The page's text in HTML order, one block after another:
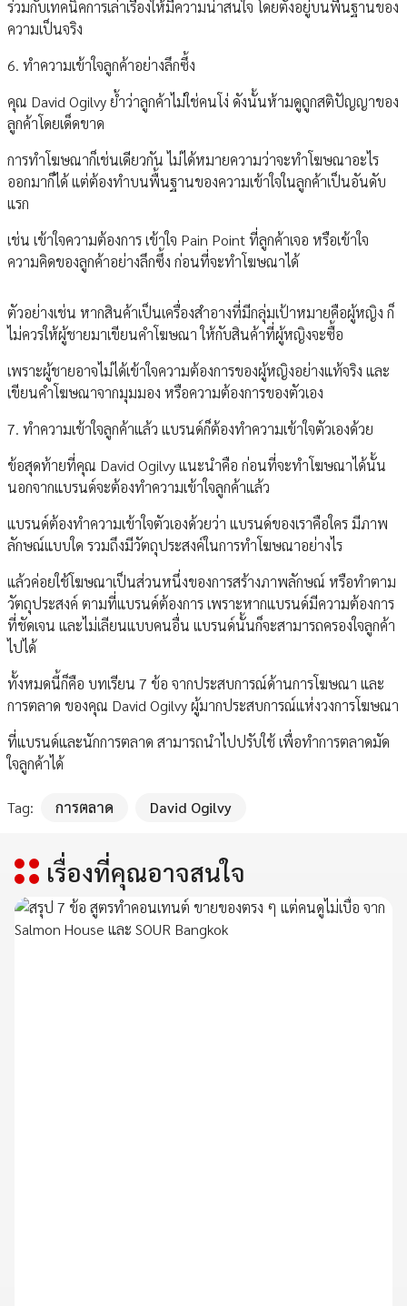
ร่วมกับเทคนิคการเล่าเรื่องให้มีความน่าสนใจ โดยตั้งอยู่บนพื้นฐานของ
ความเป็นจริง
6. ทำความเข้าใจลูกค้าอย่างลึกซึ้ง
คุณ David Ogilvy ย้ำว่าลูกค้าไม่ใช่คนโง่ ดังนั้นห้ามดูถูกสติปัญญาของ
ลูกค้าโดยเด็ดขาด
การทำโฆษณาก็เช่นเดียวกัน ไม่ได้หมายความว่าจะทำโฆษณาอะไร
ออกมาก็ได้ แต่ต้องทำบนพื้นฐานของความเข้าใจในลูกค้าเป็นอันดับ
แรก
เช่น เข้าใจความต้องการ เข้าใจ Pain Point ที่ลูกค้าเจอ หรือเข้าใจ
ความคิดของลูกค้าอย่างลึกซึ้ง ก่อนที่จะทำโฆษณาได้
ตัวอย่างเช่น หากสินค้าเป็นเครื่องสำอางที่มีกลุ่มเป้าหมายคือผู้หญิง ก็
ไม่ควรให้ผู้ชายมาเขียนคำโฆษณา ให้กับสินค้าที่ผู้หญิงจะซื้อ
เพราะผู้ชายอาจไม่ได้เข้าใจความต้องการของผู้หญิงอย่างแท้จริง และ
เขียนคำโฆษณาจากมุมมอง หรือความต้องการของตัวเอง
7. ทำความเข้าใจลูกค้าแล้ว แบรนด์ก็ต้องทำความเข้าใจตัวเองด้วย
ข้อสุดท้ายที่คุณ David Ogilvy แนะนำคือ ก่อนที่จะทำโฆษณาได้นั้น
นอกจากแบรนด์จะต้องทำความเข้าใจลูกค้าแล้ว
แบรนด์ต้องทำความเข้าใจตัวเองด้วยว่า แบรนด์ของเราคือใคร มีภาพ
ลักษณ์แบบใด รวมถึงมีวัตถุประสงค์ในการทำโฆษณาอย่างไร
แล้วค่อยใช้โฆษณาเป็นส่วนหนึ่งของการสร้างภาพลักษณ์ หรือทำตาม
วัตถุประสงค์ ตามที่แบรนด์ต้องการ เพราะหากแบรนด์มีความต้องการ
ที่ชัดเจน และไม่เลียนแบบคนอื่น แบรนด์นั้นก็จะสามารถครองใจลูกค้า
ไปได้
ทั้งหมดนี้ก็คือ บทเรียน 7 ข้อ จากประสบการณ์ด้านการโฆษณา และ
การตลาด ของคุณ David Ogilvy ผู้มากประสบการณ์แห่งวงการโฆษณา
ที่แบรนด์และนักการตลาด สามารถนำไปปรับใช้ เพื่อทำการตลาดมัด
ใจลูกค้าได้
Tag: การตลาด David Ogilvy
เรื่องที่คุณอาจสนใจ